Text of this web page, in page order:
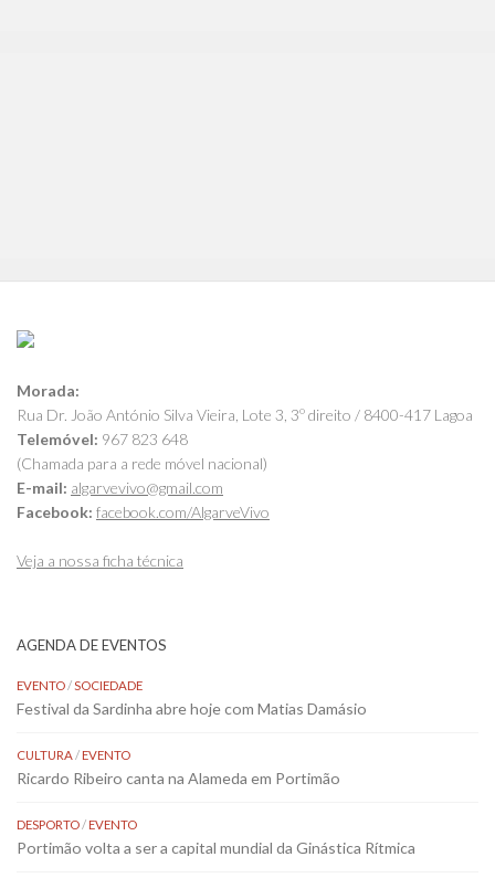
Morada:
Rua Dr. João António Silva Vieira, Lote 3, 3º direito / 8400-417 Lagoa
Telemóvel: 967 823 648
(Chamada para a rede móvel nacional)
E-mail: algarvevivo@gmail.com
Facebook: facebook.com/AlgarveVivo
Veja a nossa ficha técnica
AGENDA DE EVENTOS
EVENTO/SOCIEDADE
Festival da Sardinha abre hoje com Matias Damásio
CULTURA/EVENTO
Ricardo Ribeiro canta na Alameda em Portimão
DESPORTO/EVENTO
Portimão volta a ser a capital mundial da Ginástica Rítmica